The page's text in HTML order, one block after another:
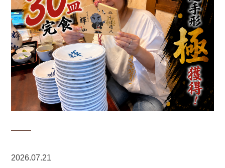
2026.07.21